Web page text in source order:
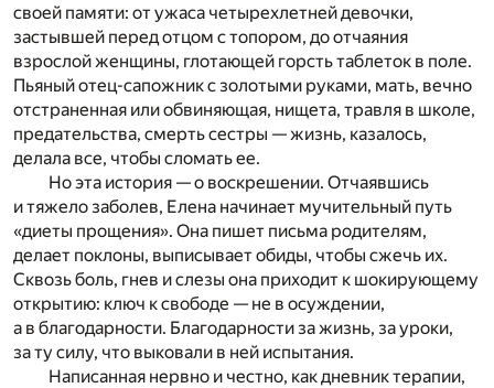
своей памяти: от ужаса четырехлетней девочки,
застывшей перед отцом с топором, до отчаяния
взрослой женщины, глотающей горсть таблеток в поле.
Пьяный отец-сапожник с золотыми руками, мать, вечно
отстраненная или обвиняющая, нищета, травля в школе,
предательства, смерть сестры — жизнь, казалось,
делала все, чтобы сломать ее.
Но эта история — о воскрешении. Отчаявшись
и тяжело заболев, Елена начинает мучительный путь
«диеты прощения». Она пишет письма родителям,
делает поклоны, выписывает обиды, чтобы сжечь их.
Сквозь боль, гнев и слезы она приходит к шокирующему
открытию: ключ к свободе — не в осуждении,
а в благодарности. Благодарности за жизнь, за уроки,
за ту силу, что выковали в ней испытания.
Написанная нервно и честно, как дневник терапии,